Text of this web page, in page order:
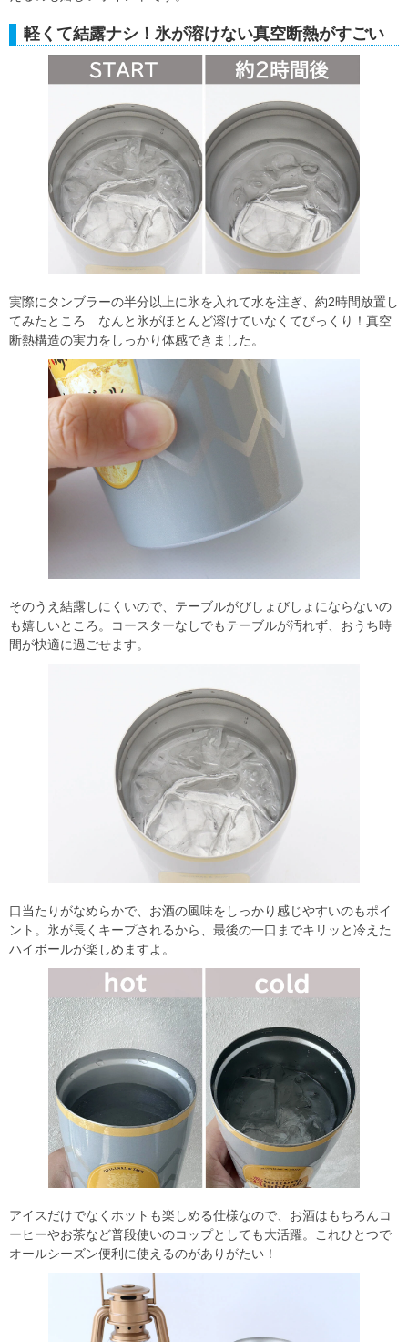
軽くて結露ナシ！氷が溶けない真空断熱がすごい
実際にタンブラーの半分以上に氷を入れて水を注ぎ、約2時間放置し
てみたところ…なんと氷がほとんど溶けていなくてびっくり！真空
断熱構造の実力をしっかり体感できました。
そのうえ結露しにくいので、テーブルがびしょびしょにならないの
も嬉しいところ。コースターなしでもテーブルが汚れず、おうち時
間が快適に過ごせます。
口当たりがなめらかで、お酒の風味をしっかり感じやすいのもポイ
ント。氷が長くキープされるから、最後の一口までキリッと冷えた
ハイボールが楽しめますよ。
アイスだけでなくホットも楽しめる仕様なので、お酒はもちろんコ
ーヒーやお茶など普段使いのコップとしても大活躍。これひとつで
オールシーズン便利に使えるのがありがたい！